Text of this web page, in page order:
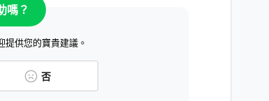
嗎？
供您的寶貴建議。
否